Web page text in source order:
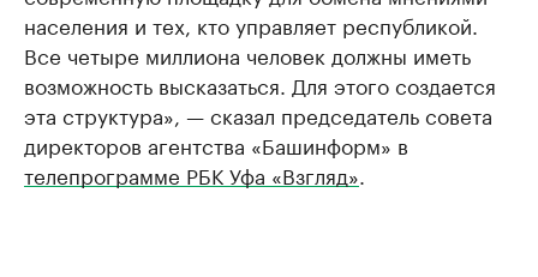
населения и тех, кто управляет республикой.
Все четыре миллиона человек должны иметь
возможность высказаться. Для этого создается
эта структура», — сказал председатель совета
директоров агентства «Башинформ» в
телепрограмме РБК Уфа «Взгляд»